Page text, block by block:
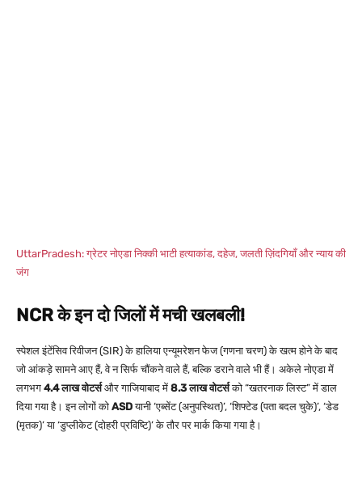
UttarPradesh: ग्रेटर नोएडा निक्की भाटी हत्याकांड, दहेज, जलती ज़िंदगियाँ और न्याय की
जंग
NCR के इन दो जिलों में मची खलबली!
स्पेशल इंटेंसिव रिवीजन (SIR) के हालिया एन्यूमरेशन फेज (गणना चरण) के खत्म होने के बाद
जो आंकड़े सामने आए हैं, वे न सिर्फ चौंकने वाले हैं, बल्कि डराने वाले भी हैं। अकेले नोएडा में
लगभग 4.4 लाख वोटर्सऔर गाजियाबाद में 8.3 लाख वोटर्सको “खतरनाक लिस्ट” में डाल
दिया गया है। इन लोगों को ASDयानी ‘एब्सेंट (अनुपस्थित)’, ‘शिफ्टेड (पता बदल चुके)’, ‘डेड
(मृतक)’ या ‘डुप्लीकेट (दोहरी प्रविष्टि)’ के तौर पर मार्क किया गया है।